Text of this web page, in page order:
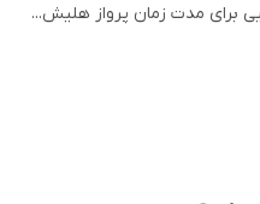
برای مدت زمان پرواز هلیش...